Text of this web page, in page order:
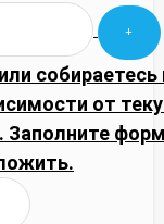
от
Заполните